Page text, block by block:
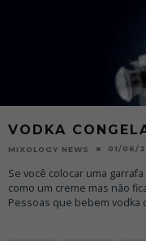
VODKA
MIXOLOGY NEWS 01/06/
Se você colocar uma
como um creme mas não
Pessoas que bebem vodka